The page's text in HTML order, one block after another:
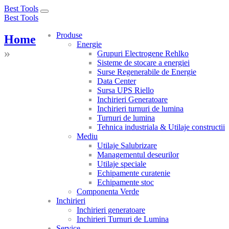
Best Tools
Toggle
Best Tools
Produse
Energie
Grupuri Electrogene Rehlko
Sisteme de stocare a energiei
Surse Regenerabile de Energie
Data Center
Sursa UPS Riello
Inchirieri Generatoare
Inchirieri turnuri de lumina
Turnuri de lumina
Tehnica industriala & Utilaje constructii
Mediu
Utilaje Salubrizare
Managementul deseurilor
Utilaje speciale
Echipamente curatenie
Echipamente stoc
Componenta Verde
Inchirieri
Inchirieri generatoare
Inchirieri Turnuri de Lumina
Home
»